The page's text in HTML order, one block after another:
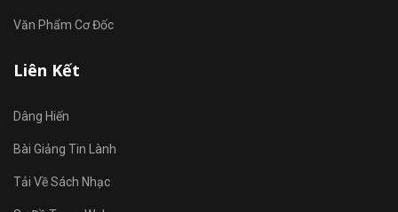
Văn Phẩm Cơ Đốc
Liên Kết
Dâng Hiến
Bài Giảng Tin Lành
Tải Về Sách Nhạc